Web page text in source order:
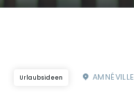
Urlaubsideen AMNÉVILLE